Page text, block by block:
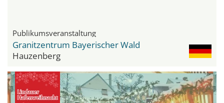
Publikumsveranstaltung
Granitzentrum Bayerischer Wald
Hauzenberg